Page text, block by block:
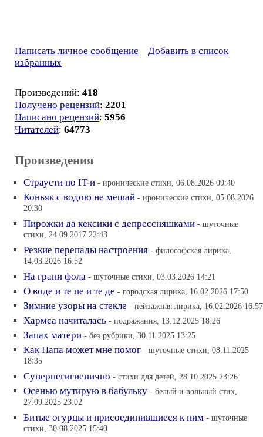
Написать личное сообщение
Добавить в список
избранных
Произведений: 418
Получено рецензий: 2201
Написано рецензий: 5956
Читателей: 64773
Произведения
Страусти по IT-и - иронические стихи, 06.08.2026 09:40
Коньяк с водою не мешай - иронические стихи, 05.08.2026
20:30
Пирожки да кексики с депрессняшками - шуточные
стихи, 24.09.2017 22:43
Резкие перепады настроения - философская лирика,
14.03.2026 16:52
На грани фола - шуточные стихи, 03.03.2026 14:21
О воде и те пе и те де - городская лирика, 16.02.2026 17:50
Зимние узоры на стекле - пейзажная лирика, 16.02.2026 16:57
Хармса начиталась - подражания, 13.12.2025 18:26
Запах матери - без рубрики, 30.11.2025 13:25
Как Папа может мне помог - шуточные стихи, 08.11.2025
18:35
Супернегигиенично - стихи для детей, 28.10.2025 23:26
Осенью мутирую в бабульку - белый и вольный стих,
27.09.2025 23:02
Битые огурцы и присоединившиеся к ним - шуточные
стихи, 30.08.2025 15:40